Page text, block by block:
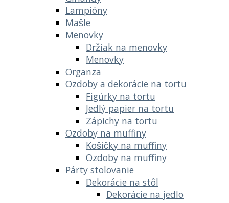
Lampióny
Mašle
Menovky
Držiak na menovky
Menovky
Organza
Ozdoby a dekorácie na tortu
Figúrky na tortu
Jedlý papier na tortu
Zápichy na tortu
Ozdoby na muffiny
Košíčky na muffiny
Ozdoby na muffiny
Párty stolovanie
Dekorácie na stôl
Dekorácie na jedlo